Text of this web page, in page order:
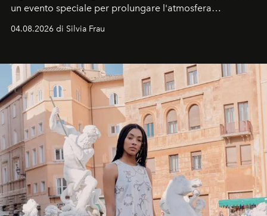
un evento speciale per prolungare l'atmosfera
04.08.2026 di Silvia Frau